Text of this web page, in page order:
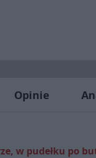
Opinie
w pudełku po